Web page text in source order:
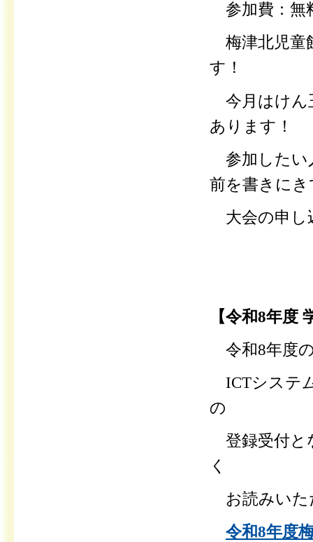
参加費：無
梅津北児童
す！
今月はけん
あります！
参加したい
前を書きにき
大会の申し
【令和8年度
令和8年度
ICTシステ
の
登録受付と
く
お読みい
令和8年度